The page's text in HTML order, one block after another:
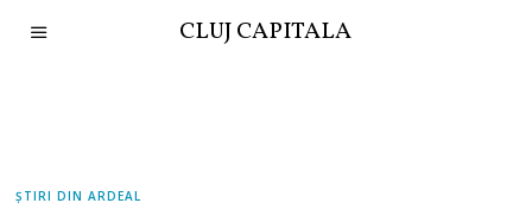
CLUJ CAPITALA
ȘTIRI DIN ARDEAL